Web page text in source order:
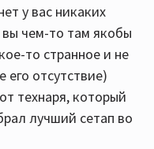
у вас никаких
чем-то там якобы
то странное и не
его отсутствие)
технаря, который
лучший сетап во